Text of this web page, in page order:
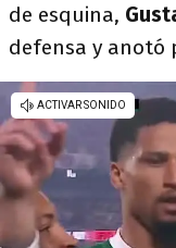
de esquina,
defensa y anotó